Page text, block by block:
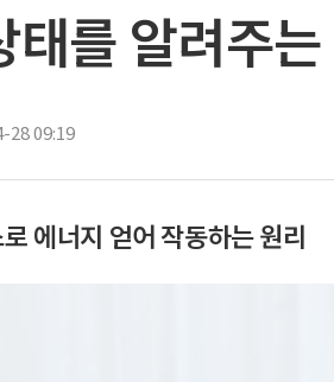
를 알려주
28 09:19
에너지 얻어 작동하는 원리